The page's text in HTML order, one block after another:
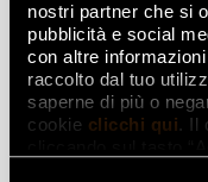
nostri partner che si
pubblicità e social
con altre
raccolto dal tuo
saperne di più o
cookie clicchi qui. Il
Lasciati
ispirare
da